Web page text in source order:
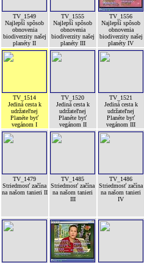
TV_1549
Najlepší spôsob
obnovenia
biodiverzity našej
planéty II
TV_1555
Najlepší spôsob
obnovenia
biodiverzity našej
planéty III
TV_1556
Najlepší spôsob
obnovenia
biodiverzity našej
planéty IV
TV_1514
Jediná cesta k
udržateľnej
Planéte byť
vegánom I
TV_1520
Jediná cesta k
udržateľnej
Planéte byť
vegánom II
TV_1521
Jediná cesta k
udržateľnej
Planéte byť
vegánom III
TV_1479
Striedmosť začína
na našom tanieri II
TV_1485
Striedmosť začína
na našom tanieri
III
TV_1486
Striedmosť začína
na našom tanieri
IV